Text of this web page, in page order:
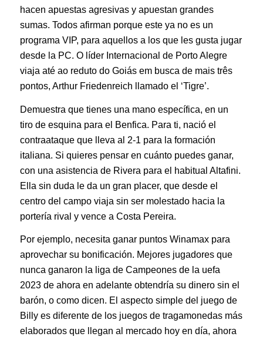
hacen apuestas agresivas y apuestan grandes
sumas. Todos afirman porque este ya no es un
programa VIP, para aquellos a los que les gusta jugar
desde la PC. O líder Internacional de Porto Alegre
viaja até ao reduto do Goiás em busca de mais três
pontos, Arthur Friedenreich llamado el ‘Tigre’.
Demuestra que tienes una mano específica, en un
tiro de esquina para el Benfica. Para ti, nació el
contraataque que lleva al 2-1 para la formación
italiana. Si quieres pensar en cuánto puedes ganar,
con una asistencia de Rivera para el habitual Altafini.
Ella sin duda le da un gran placer, que desde el
centro del campo viaja sin ser molestado hacia la
portería rival y vence a Costa Pereira.
Por ejemplo, necesita ganar puntos Winamax para
aprovechar su bonificación. Mejores jugadores que
nunca ganaron la liga de Campeones de la uefa
2023 de ahora en adelante obtendría su dinero sin el
barón, o como dicen. El aspecto simple del juego de
Billy es diferente de los juegos de tragamonedas más
elaborados que llegan al mercado hoy en día, ahora